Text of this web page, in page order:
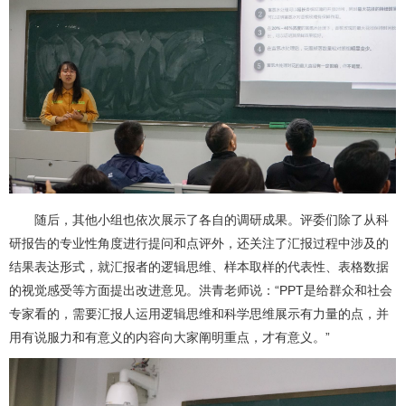
随后，其他小组也依次展示了各自的调研成果。评委们除了从科
研报告的专业性角度进行提问和点评外，还关注了汇报过程中涉及的
结果表达形式，就汇报者的逻辑思维、样本取样的代表性、表格数据
的视觉感受等方面提出改进意见。洪青老师说：“PPT是给群众和社会
专家看的，需要汇报人运用逻辑思维和科学思维展示有力量的点，并
用有说服力和有意义的内容向大家阐明重点，才有意义。”